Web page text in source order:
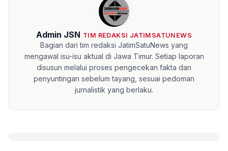
Admin JSN TIM REDAKSI JATIMSATUNEWS
Bagian dari tim redaksi JatimSatuNews yang
mengawal isu-isu aktual di Jawa Timur. Setiap laporan
disusun melalui proses pengecekan fakta dan
penyuntingan sebelum tayang, sesuai pedoman
jurnalistik yang berlaku.